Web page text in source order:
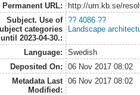
Permanent URL:
http://urn.kb.se/
Subject. Use of
categories
until 2023-04-30.:
?? 4086 ??
Landscape
Language:
Swedish
Deposited On:
06 Nov 2017 08:02
Metadata Last
Modified:
06 Nov 2017 08:02